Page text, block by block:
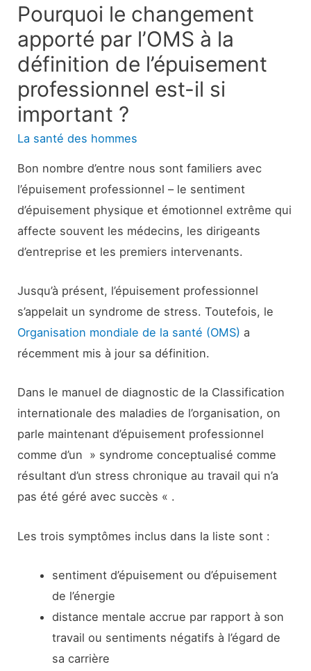
Pourquoi le changement
apporté par l’OMS à la
définition de l’épuisement
professionnel est-il si
important ?
La santé des hommes
Bon nombre d’entre nous sont familiers avec
l’épuisement professionnel – le sentiment
d’épuisement physique et émotionnel extrême qui
affecte souvent les médecins, les dirigeants
d’entreprise et les premiers intervenants.
Jusqu’à présent, l’épuisement professionnel
s’appelait un syndrome de stress. Toutefois, le
Organisation mondiale de la santé (OMS) a
récemment mis à jour sa définition.
Dans le manuel de diagnostic de la Classification
internationale des maladies de l’organisation, on
parle maintenant d’épuisement professionnel
comme d’un » syndrome conceptualisé comme
résultant d’un stress chronique au travail qui n’a
pas été géré avec succès « .
Les trois symptômes inclus dans la liste sont :
sentiment d’épuisement ou d’épuisement
de l’énergie
distance mentale accrue par rapport à son
travail ou sentiments négatifs à l’égard de
sa carrière